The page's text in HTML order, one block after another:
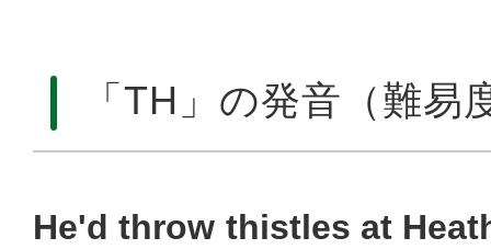
「TH」の発音（難易
He'd throw thistles at